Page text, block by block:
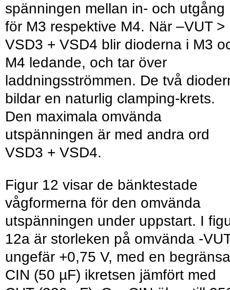
spänningen mellan in- och utgång
för M3 respektive M4. När –VUT >
VSD3 + VSD4 blir dioderna i M3
M4 ledande, och tar över
laddningsströmmen. De två
bildar en naturlig clamping-krets.
Den maximala omvända
utspänningen är med andra ord
VSD3 + VSD4.
Figur 12 visar de bänktestade
vågformerna för den omvända
utspänningen under uppstart. I
12a är storleken på omvända -
ungefär +0,75 V, med en
CIN (50 µF) ikretsen jämfört med